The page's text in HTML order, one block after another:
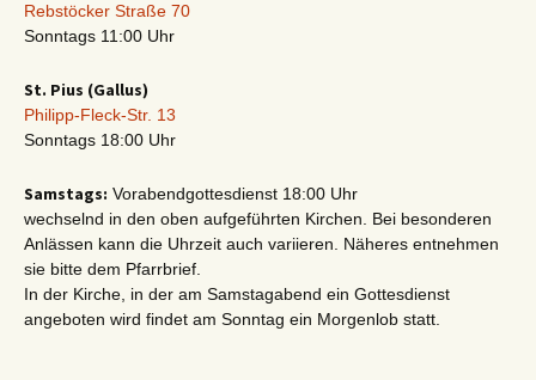
Rebstöcker Straße 70
Sonntags 11:00 Uhr
St. Pius (Gallus)
Philipp-Fleck-Str. 13
Sonntags 18:00 Uhr
Samstags: Vorabendgottesdienst 18:00 Uhr
wechselnd in den oben aufgeführten Kirchen. Bei besonderen
Anlässen kann die Uhrzeit auch variieren. Näheres entnehmen
sie bitte dem Pfarrbrief.
In der Kirche, in der am Samstagabend ein Gottesdienst
angeboten wird findet am Sonntag ein Morgenlob statt.